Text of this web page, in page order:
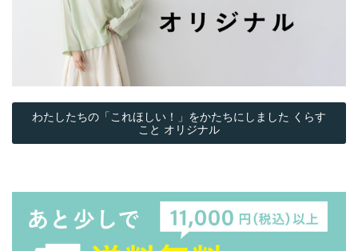
わたしたちの「これほしい！」をかたちにしました くらす
こと オリジナル